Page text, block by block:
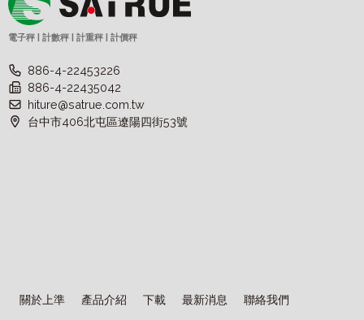
電子秤 | 計數秤 | 計重秤 | 計價秤
886-4-22453226
886-4-22435042
hiture@satrue.com.tw
台中市406北屯區遼陽四街53號
關於上準 產品介紹 下載 最新消息 聯絡我們